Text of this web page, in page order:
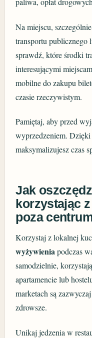
Na miejscu,
transportu publicznego
sprawdź, które środki
interesującymi
mobilne do zakupu
czasie rzeczywistym.
Pamiętaj, aby przed
wyprzedzeniem.
maksymalizujesz czas
Jak
korzystając
poza
Korzystaj z lokalnej
wyżywieniapodczas
samodzielnie,
apartamencie lub
marketach są
zdrowsze.
Unikaj jedzenia w